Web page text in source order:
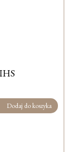
Dodaj do koszyka